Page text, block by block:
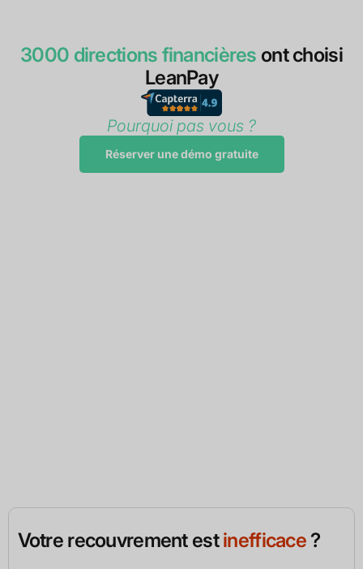
3000 directions financières ont choisi
LeanPay
Pourquoi pas vous ?
Réserver une démo gratuite
Votre recouvrement estinefficace ?